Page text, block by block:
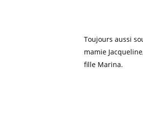
Toujours aussi
mamie
fille Marina.